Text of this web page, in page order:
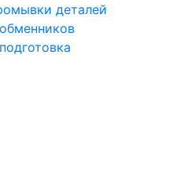
деталей